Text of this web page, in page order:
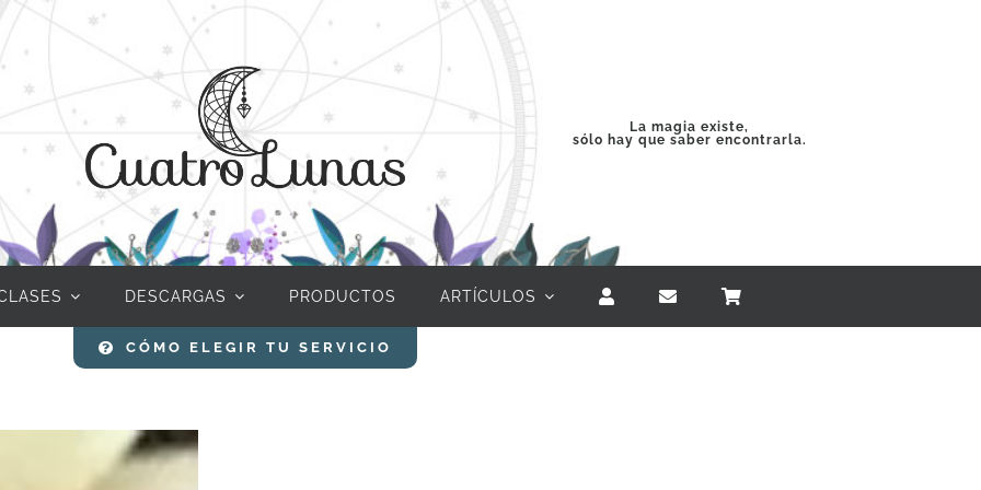
La magia existe,
sólo hay que saber encontrarla.
DESCARGAS PRODUCTOS ARTÍCULOS
CÓMO ELEGIR TU SERVICIO